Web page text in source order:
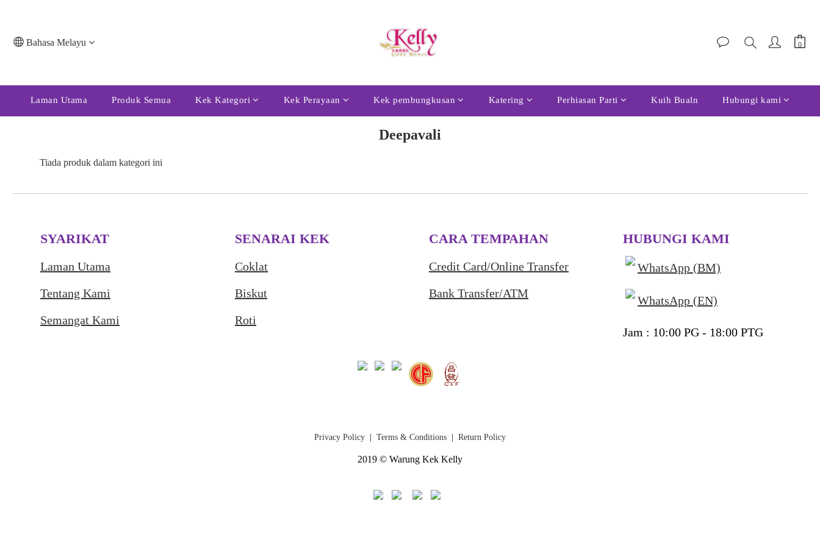
Bahasa Melayu
Laman Utama Produk Semua Kek Kategori Kek Perayaan Kek pembungkusan Katering Perhiasan Parti Kuih Bualn Hubungi kami
Deepavali
Tiada produk dalam kategori ini
SYARIKAT
Laman Utama
Tentang Kami
Semangat Kami
SENARAI KEK
Coklat
Biskut
Roti
CARA TEMPAHAN
Credit Card/Online Transfer
Bank Transfer/ATM
HUBUNGI KAMI
WhatsApp (BM)
WhatsApp (EN)
Jam : 10:00 PG - 18:00 PTG
Privacy Policy Terms & Conditions Return Policy
2019 © Warung Kek Kelly